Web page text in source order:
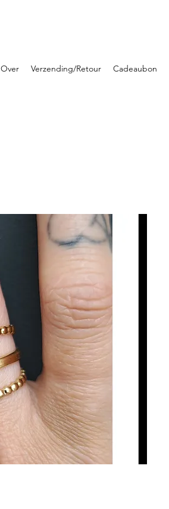
Over Verzending/Retour Cadeaubon